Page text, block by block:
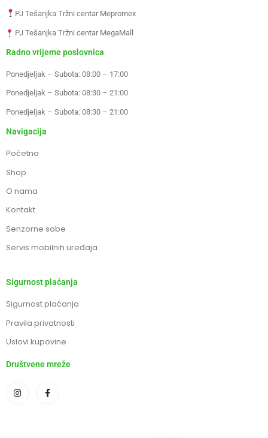
PJ Tešanjka Tržni centar Mepromex
PJ Tešanjka Tržni centar MegaMall
Radno vrijeme poslovnica
Ponedjeljak – Subota: 08:00 – 17:00
Ponedjeljak – Subota: 08:30 – 21:00
Ponedjeljak – Subota: 08:30 – 21:00
Navigacija
Početna
Shop
O nama
Kontakt
Senzorne sobe
Servis mobilnih uređaja
Sigurnost plaćanja
Sigurnost plaćanja
Pravila privatnosti
Uslovi kupovine
Društvene mreže